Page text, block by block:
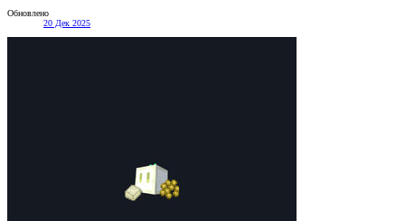
Обновлено
20 Дек 2025